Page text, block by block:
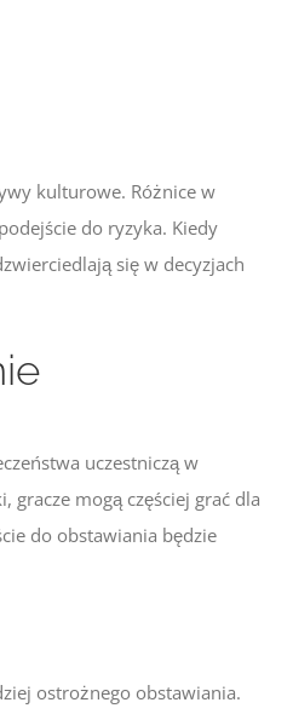
kulturowe. Różnice w
do ryzyka. Kiedy
się w decyzjach
uczestniczą w
gracze mogą częściej grać dla
do obstawiania będzie
ostrożnego obstawiania.